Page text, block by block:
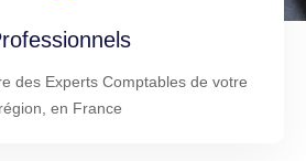
des Experts Comptables de votre
région, en France